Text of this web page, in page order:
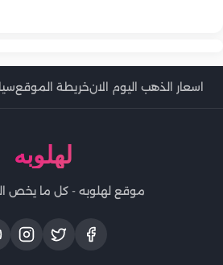
اسعار الذهب اليوم الانخريطة الموقع
لهلوبه
موقع لهلوبه - كل ما يخص